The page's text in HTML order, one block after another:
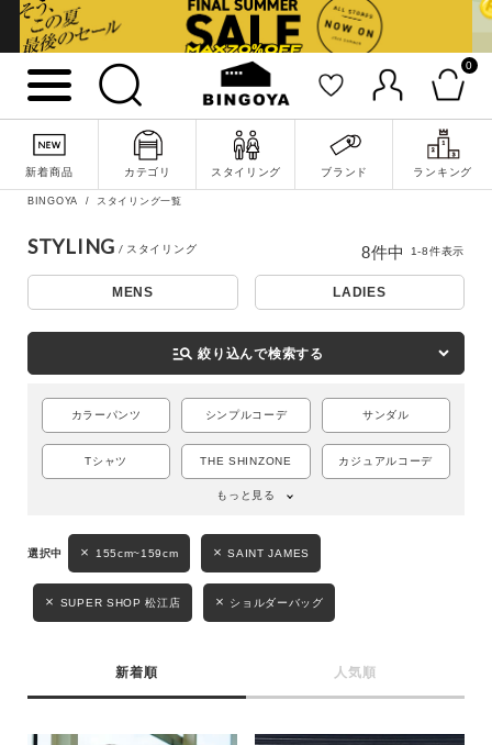
0
新着商品 カテゴリ スタイリング ブランド ランキング
BINGOYA スタイリング一覧
STYLING
MENS LADIES
manage_search 絞り込んで検索する
カラーパンツ シンプルコーデ サンダル
Tシャツ THE SHINZONE カジュアルコーデ
もっと見る
155cm~159cm SAINT JAMES
SUPER SHOP 松江店 ショルダーバッグ
新着順 人気順
8件中 1-8件表示